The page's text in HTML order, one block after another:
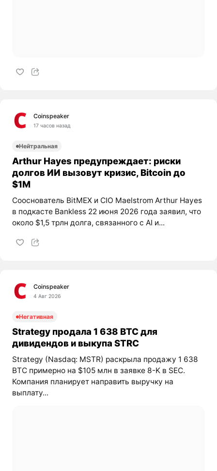
Coinspeaker
17 часов назад
Нейтральная
Arthur Hayes предупреждает: риски
долгов ИИ вызовут кризис, Bitcoin до
$1M
Сооснователь BitMEX и CIO Maelstrom Arthur Hayes
в подкасте Bankless 22 июня 2026 года заявил, что
около $1,5 трлн долга, связанного с AI и...
Coinspeaker
4 Авг 2026
Негативная
Strategy продала 1 638 BTC для
дивидендов и выкупа STRC
Strategy (Nasdaq: MSTR) раскрыла продажу 1 638
BTC примерно на $105 млн в заявке 8-K в SEC.
Компания планирует направить выручку на
выплату...